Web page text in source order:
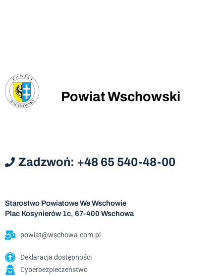
Powiat Wschowski
Zadzwoń: +48 65 540-48-00
Starostwo Powiatowe We Wschowie
Plac Kosynierów 1c, 67-400 Wschowa
powiat@wschowa.com.pl
Deklaracja dostępności
Cyberbezpieczeństwo